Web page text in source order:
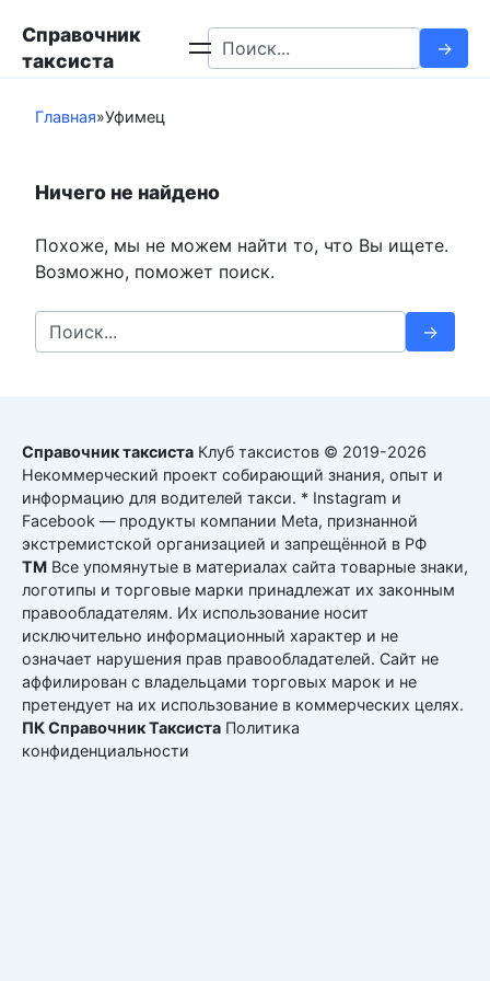
контенту
Справочник
таксиста
Search
for:
Главная»Уфимец
Ничего не найдено
Похоже, мы не можем найти то, что Вы ищете.
Возможно, поможет поиск.
Search
for:
Справочник таксиста Клуб таксистов © 2019-2026
Некоммерческий проект собирающий знания, опыт и
информацию для водителей такси. * Instagram и
Facebook — продукты компании Meta, признанной
экстремистской организацией и запрещённой в РФ
ТМ Все упомянутые в материалах сайта товарные знаки,
логотипы и торговые марки принадлежат их законным
правообладателям. Их использование носит
исключительно информационный характер и не
означает нарушения прав правообладателей. Сайт не
аффилирован с владельцами торговых марок и не
претендует на их использование в коммерческих целях.
ПК Справочник Таксиста Политика
конфиденциальности